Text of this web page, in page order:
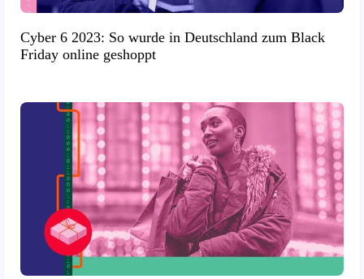
Cyber 6 2023: So wurde in Deutschland zum Black
Friday online geshoppt